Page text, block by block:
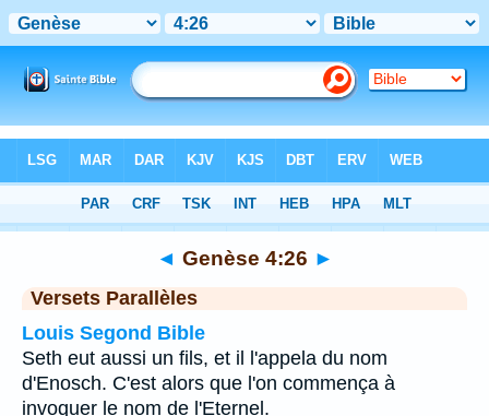
Chapitre 4> Verset 26
◄ Genèse 4:26 ►
Versets Parallèles
Louis Segond Bible
Seth eut aussi un fils, et il l'appela du nom
d'Enosch. C'est alors que l'on commença à
invoquer le nom de l'Eternel.